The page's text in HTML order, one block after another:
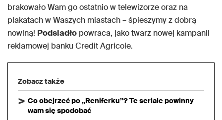
brakowało Wam go ostatnio w telewizorze oraz na
plakatach w Waszych miastach – śpieszymy z dobrą
nowiną! Podsiadło powraca, jako twarz nowej kampanii
reklamowej banku Credit Agricole.
Zobacz także
Co obejrzeć po „Reniferku”? Te seriale powinny
wam się spodobać